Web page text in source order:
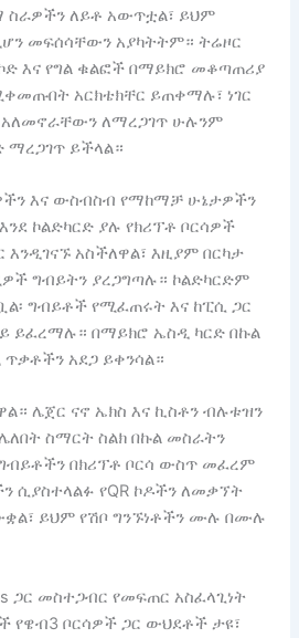
ስራዎችን ለይቶ አውጥቷል፣ ይህም
መፍሰሳቸውን አያካትትም። ትሬዞር
ኮድ እና የግል ቁልፎች በማይክሮ መቆጣጠሪያ
አርክቴክቸር ይጠቀማሉ፣ ነገር
ለማረጋገጥ ሁሉንም
ማረጋገጥ ይችላል።
እና ውስብስብ የማከማቻ ሁኔታዎችን
ኮልድካርድ ያሉ የክሪፕቶ ቦርሳዎች
አስችለዋል፣ እዚያም በርካታ
ግብይትን ያረጋግጣሉ። ኮልድካርድም
ግብይቶች የሚፈጠሩት እና ከፒሲ ጋር
ይፈረማሉ። በማይክሮ ኤስዲ ካርድ በኩል
አደጋ ይቀንሳል።
ሌጀር ናኖ ኤክስ እና ኪስቶን ብሉቱዝን
ስማርት ስልክ በኩል መስራትን
ግብይቶችን በክሪፕቶ ቦርሳ ውስጥ መፈረም
ሲያስተላልፉ የQR ኮዶችን ለመቃኘት
ይህም የሽቦ ግንኙነቶችን ሙሉ በሙሉ
ጋር መስተጋብር የመፍጠር አስፈላጊነት
የዌብ3 ቦርሳዎች ጋር ውህደቶች ታዩ፣